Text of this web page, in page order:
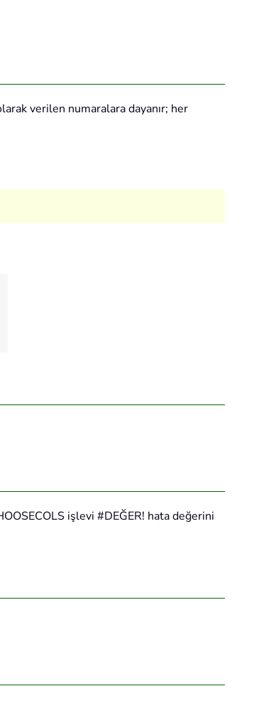
verilen numaralara dayanır; her
işlevi #DEĞER! hata değerini